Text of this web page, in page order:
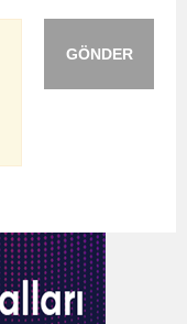
GÖNDER